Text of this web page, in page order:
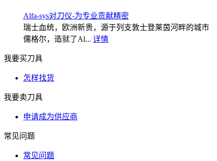
Alfa-sys对刀仪-为专业贡献精密
瑞士血统，欧洲新贵，源于列支敦士登莱茵河畔的城市
儒格尔，造就了Al... 详情
我要买刀具
怎样找货
我要卖刀具
申请成为供应商
常见问题
常见问题